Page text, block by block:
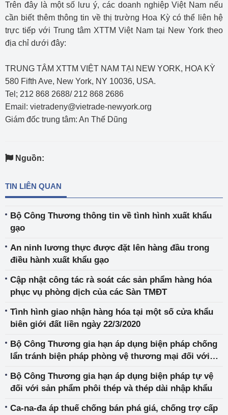
Trên đây là một số lưu ý, các doanh nghiệp Việt Nam nếu
cần biết thêm thông tin về thị trường Hoa Kỳ có thể liên hệ
trực tiếp với Trung tâm XTTM Việt Nam tại New York theo
địa chỉ dưới đây:
TRUNG TÂM XTTM VIỆT NAM TẠI NEW YORK, HOA KỲ
580 Fifth Ave, New York, NY 10036, USA.
Tel; 212 868 2688/ 212 868 2686
Email: vietradeny@vietrade-newyork.org
Giám đốc trung tâm: An Thế Dũng
Nguồn:
TIN LIÊN QUAN
Bộ Công Thương thông tin về tình hình xuất khẩu
gạo
An ninh lương thực được đặt lên hàng đầu trong
điều hành xuất khẩu gạo
Cập nhật công tác rà soát các sản phẩm hàng hóa
phục vụ phòng dịch của các Sàn TMĐT
Tình hình giao nhận hàng hóa tại một số cửa khẩu
biên giới đất liền ngày 22/3/2020
Bộ Công Thương gia hạn áp dụng biện pháp chống
lẩn tránh biện pháp phòng vệ thương mại đối với
Bộ Công Thương gia hạn áp dụng biện pháp tự vệ
đối với sản phẩm phôi thép và thép dài nhập khẩu
Ca-na-đa áp thuế chống bán phá giá, chống trợ cấp